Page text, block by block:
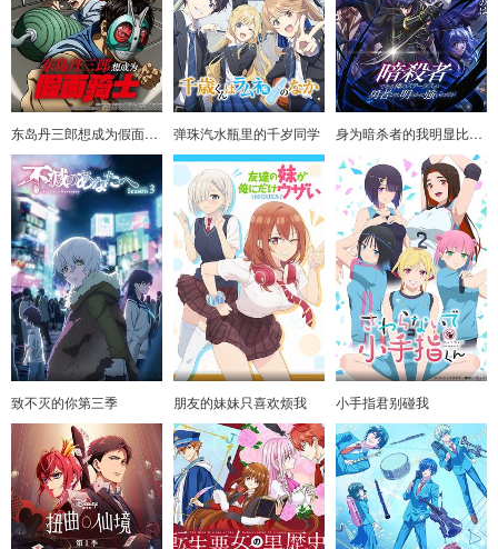
东岛丹三郎想成为假面骑士 弹珠汽水瓶里的千岁同学 身为暗杀者的我明显比勇者还强
致不灭的你第三季 朋友的妹妹只喜欢烦我 小手指君别碰我